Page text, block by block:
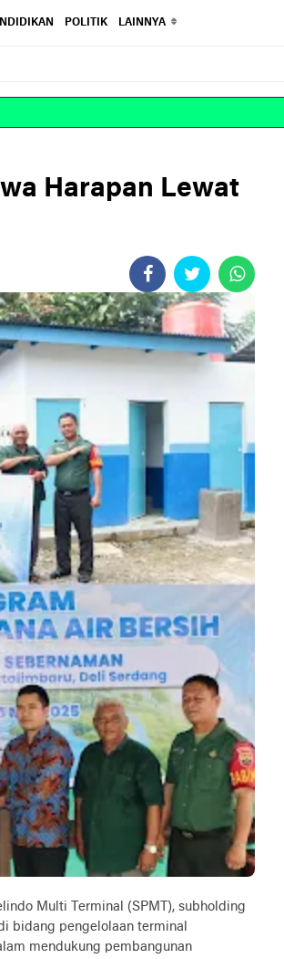
POLITIK LAINNYA
Harapan Lewat
Multi Terminal (SPMT), subholding
bidang pengelolaan terminal
mendukung pembangunan